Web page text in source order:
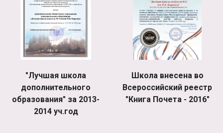
"Лучшая школа
дополнительного
образования" за 2013-
2014 уч.год
Школа внесена во
Всероссийский реестр
"Книга Почета - 2016"